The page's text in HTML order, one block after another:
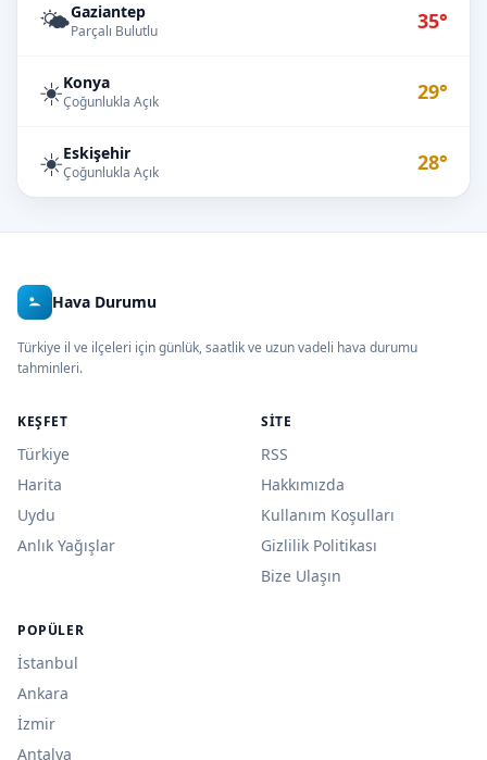
🌤️Gaziantep
Parçalı Bulutlu 35°
☀️Konya
Çoğunlukla Açık 29°
☀️Eskişehir
Çoğunlukla Açık 28°
Hava Durumu
Türkiye il ve ilçeleri için günlük, saatlik ve uzun vadeli hava durumu
tahminleri.
KEŞFET
Türkiye
Harita
Uydu
Anlık Yağışlar
SITE
RSS
Hakkımızda
Kullanım Koşulları
Gizlilik Politikası
Bize Ulaşın
POPÜLER
İstanbul
Ankara
İzmir
Antalya